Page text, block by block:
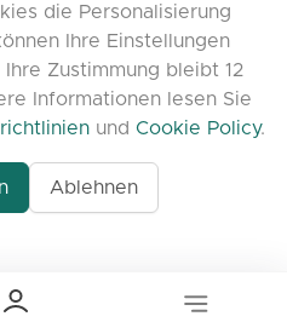
www.quora.com/
Agent-7/Maximizing-
of-education-
platform | Alle Rechte
byC9 Group
die Personalisierung
Ihre Einstellungen
Zustimmung bleibt 12
Informationen lesen Sie
und Cookie Policy.
Ablehnen